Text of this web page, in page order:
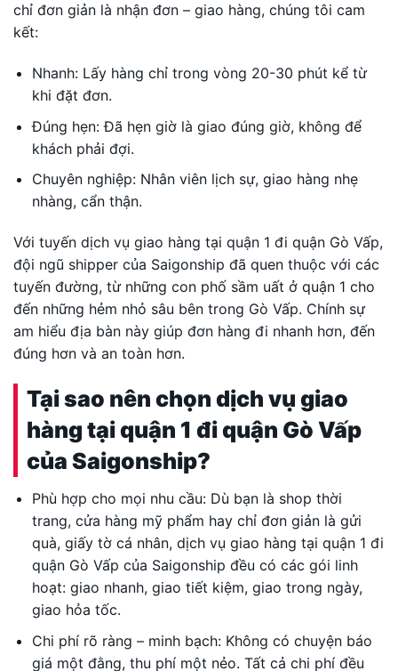
chỉ đơn giản là nhận đơn – giao hàng, chúng tôi cam
kết:
Nhanh: Lấy hàng chỉ trong vòng 20-30 phút kể từ
khi đặt đơn.
Đúng hẹn: Đã hẹn giờ là giao đúng giờ, không để
khách phải đợi.
Chuyên nghiệp: Nhân viên lịch sự, giao hàng nhẹ
nhàng, cẩn thận.
Với tuyến dịch vụ giao hàng tại quận 1 đi quận Gò Vấp,
đội ngũ shipper của Saigonship đã quen thuộc với các
tuyến đường, từ những con phố sầm uất ở quận 1 cho
đến những hẻm nhỏ sâu bên trong Gò Vấp. Chính sự
am hiểu địa bàn này giúp đơn hàng đi nhanh hơn, đến
đúng hơn và an toàn hơn.
Tại sao nên chọn dịch vụ giao
hàng tại quận 1 đi quận Gò Vấp
của Saigonship?
Phù hợp cho mọi nhu cầu: Dù bạn là shop thời
trang, cửa hàng mỹ phẩm hay chỉ đơn giản là gửi
quà, giấy tờ cá nhân, dịch vụ giao hàng tại quận 1 đi
quận Gò Vấp của Saigonship đều có các gói linh
hoạt: giao nhanh, giao tiết kiệm, giao trong ngày,
giao hỏa tốc.
Chi phí rõ ràng – minh bạch: Không có chuyện báo
giá một đằng, thu phí một nẻo. Tất cả chi phí đều